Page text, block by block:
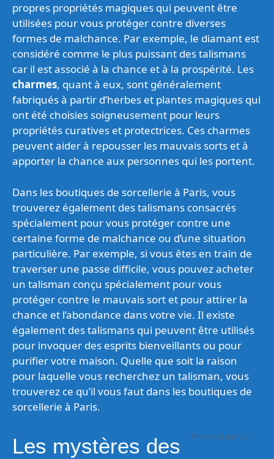
propres propriétés magiques qui peuvent être
utilisées pour vous protéger contre diverses
formes de malchance. Par exemple, le diamant est
considéré comme le plus puissant des talismans
car il est associé à la chance et à la prospérité. Les
charmes, quant à eux, sont généralement
fabriqués à partir d’herbes et plantes magiques qui
ont été choisies soigneusement pour leurs
propriétés curatives et protectrices. Ces charmes
peuvent aider à repousser les mauvais sorts et à
apporter la chance aux personnes qui les portent.
Dans les boutiques de sorcellerie à Paris, vous
trouverez également des talismans consacrés
spécialement pour vous protéger contre une
certaine forme de malchance ou d’une situation
particulière. Par exemple, si vous êtes en train de
traverser une passe difficile, vous pouvez acheter
un talisman conçu spécialement pour vous
protéger contre le mauvais sort et pour attirer la
chance et l’abondance dans votre vie. Il existe
également des talismans qui peuvent être utilisés
pour invoquer des esprits bienveillants ou pour
purifier votre maison. Quelle que soit la raison
pour laquelle vous recherchez un talisman, vous
trouverez ce qu’il vous faut dans les boutiques de
sorcellerie à Paris.
—
Les mystères des